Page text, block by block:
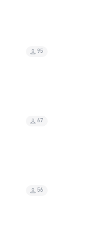
95
67
56